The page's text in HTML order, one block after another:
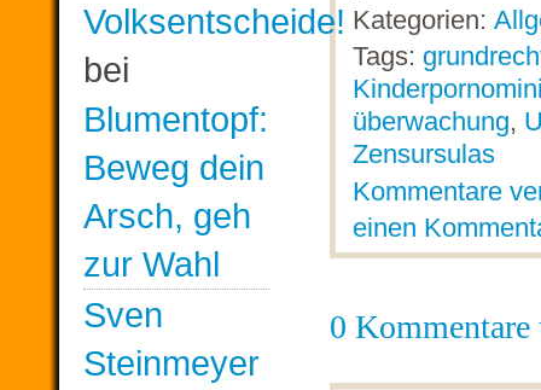
Kategorien:
Tags:
überwachung,
Zensursulas
Kommentare
einen
0
Volksentscheide!
bei
Blumentopf:
Beweg dein
Arsch, geh
zur Wahl
Sven
Steinmeyer